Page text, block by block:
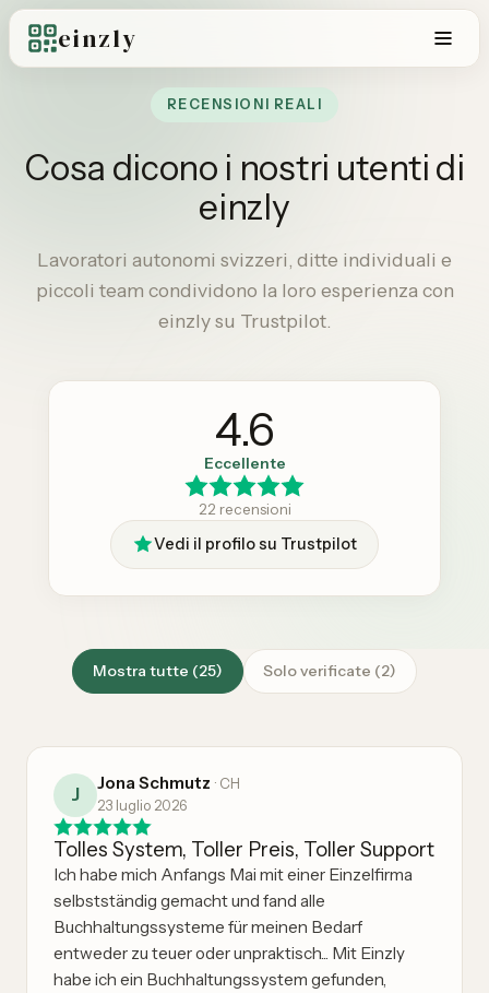
einzly
RECENSIONI REALI
Cosa dicono i nostri utenti di
einzly
Lavoratori autonomi svizzeri, ditte individuali e
piccoli team condividono la loro esperienza con
einzly su Trustpilot.
4.6
Eccellente
22 recensioni
Vedi il profilo su Trustpilot
Mostra tutte (25) Solo verificate (2)
J
Jona Schmutz · CH
23 luglio 2026
Tolles System, Toller Preis, Toller Support
Ich habe mich Anfangs Mai mit einer Einzelfirma
selbstständig gemacht und fand alle
Buchhaltungssysteme für meinen Bedarf
entweder zu teuer oder unpraktisch... Mit Einzly
habe ich ein Buchhaltungssystem gefunden,